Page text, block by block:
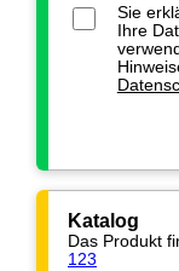
Sie
Ihre
Katalog
Das Produkt
123